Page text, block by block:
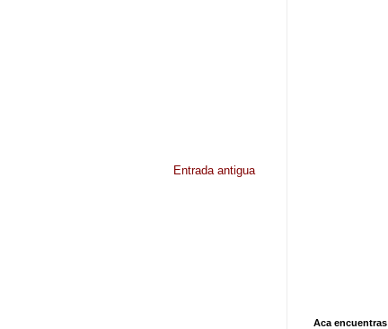
Entrada antigua
Aca encuentras